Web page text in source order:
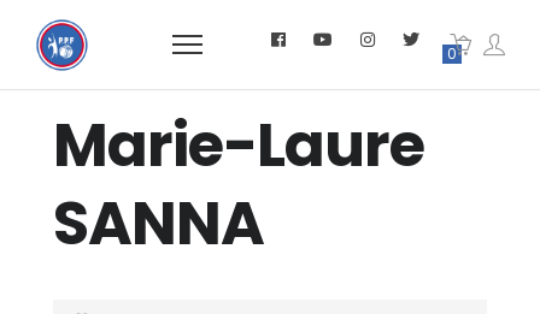
0
Marie-Laure
SANNA